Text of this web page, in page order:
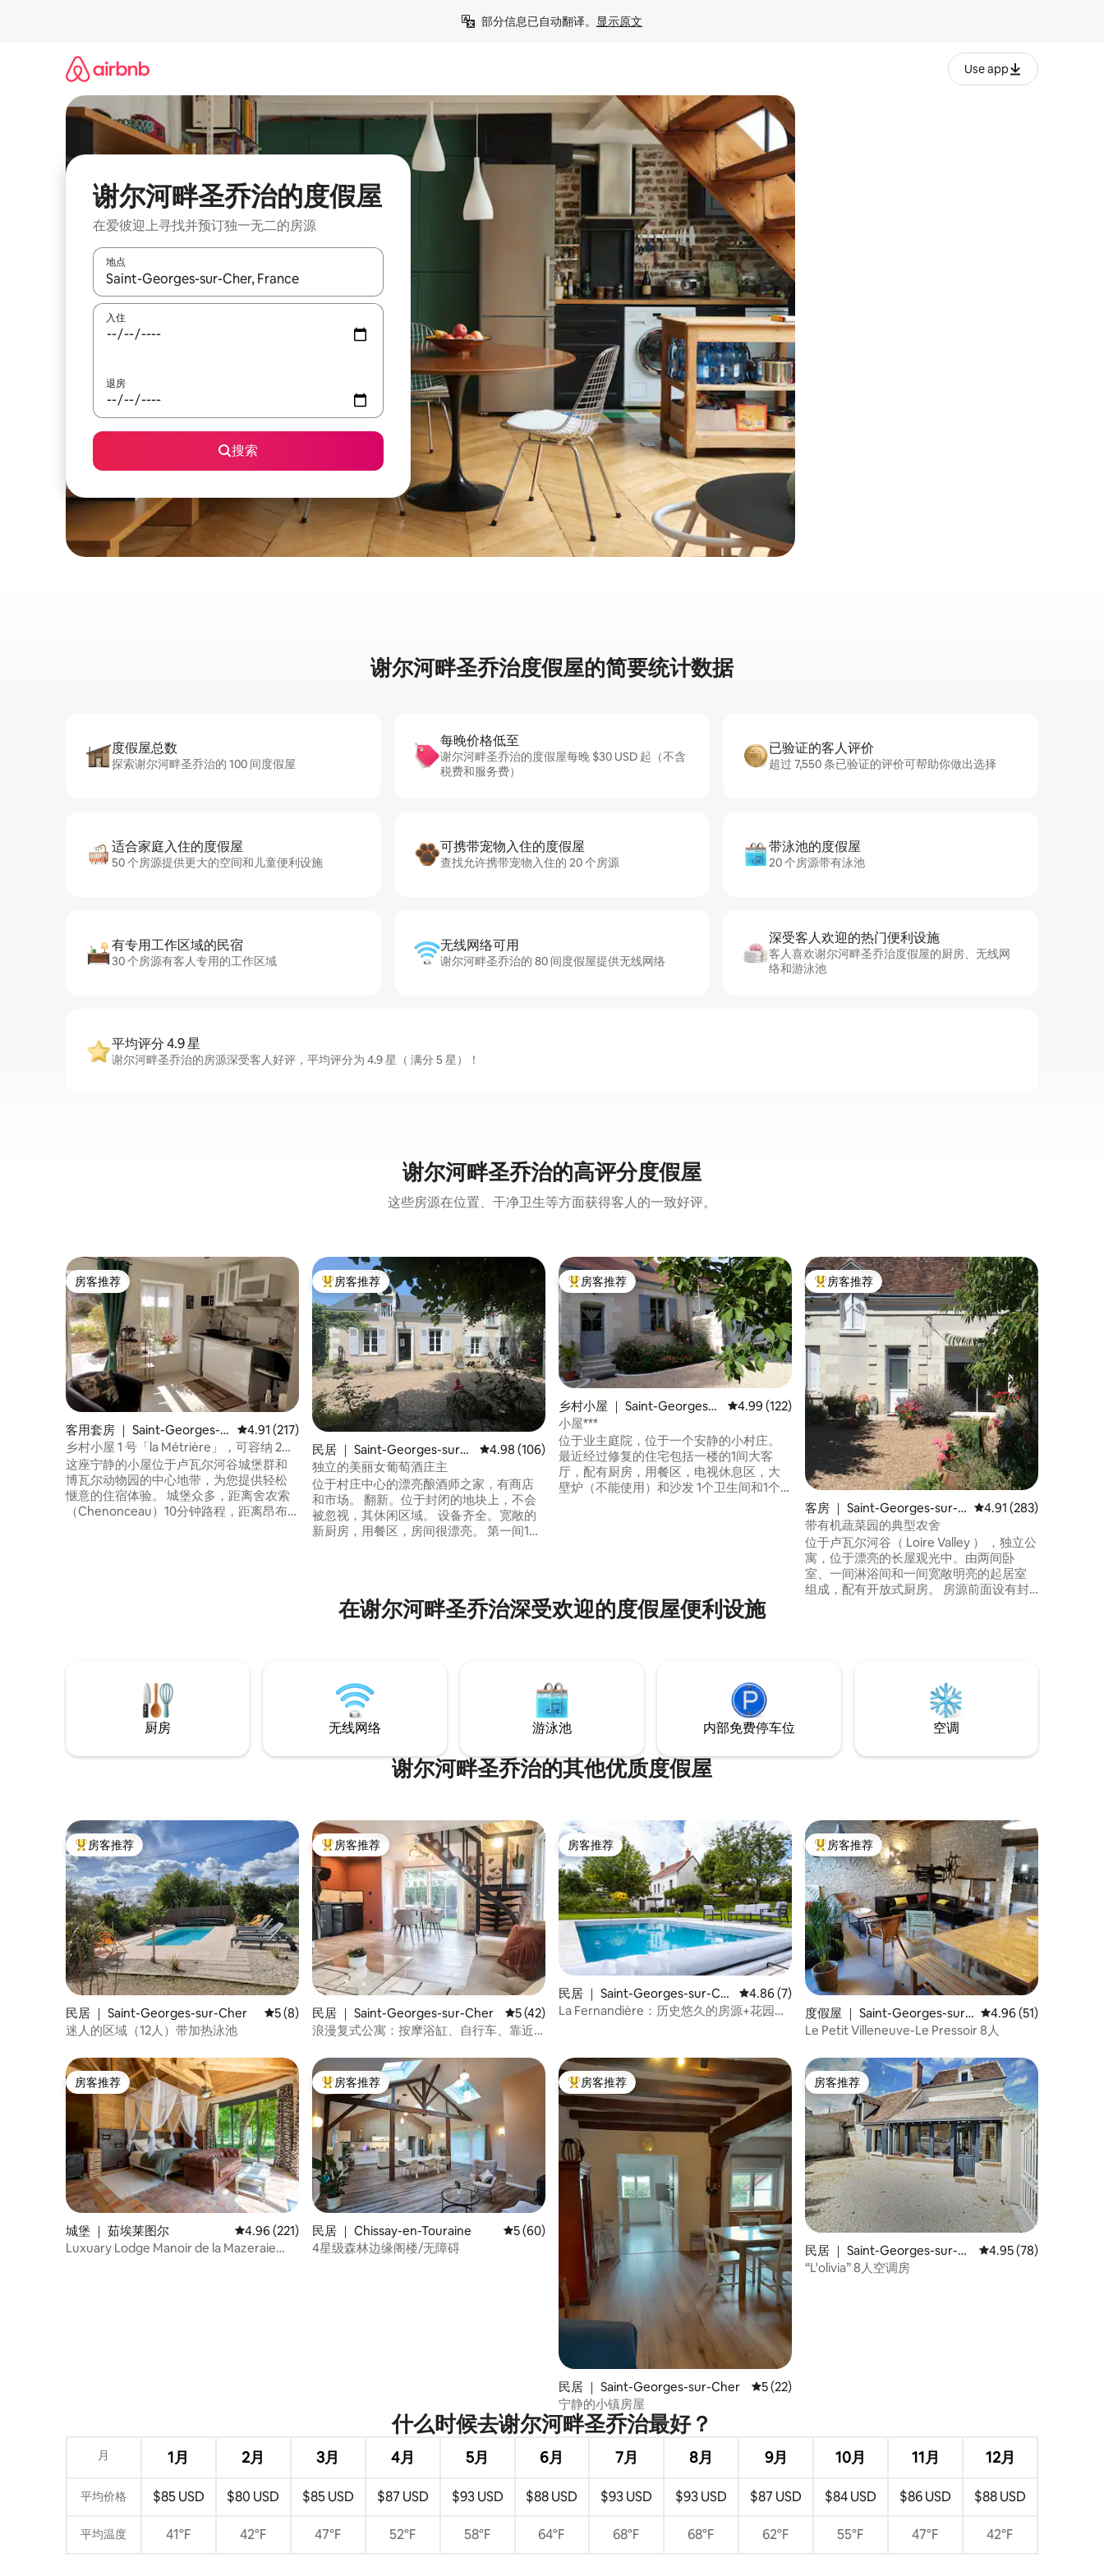
部分信息已自动翻译。 显示原文
Use app
谢尔河畔圣乔治的度假屋
在爱彼迎上寻找并预订独一无二的房源
地点
如有搜索结果，请使用上下方向键查看，或通过点击或滑动手势浏览。
入住
退房
搜索
谢尔河畔圣乔治度假屋的简要统计数据
度假屋总数
探索谢尔河畔圣乔治的 100 间度假屋
每晚价格低至
谢尔河畔圣乔治的度假屋每晚 $30 USD 起（不含
税费和服务费）
已验证的客人评价
超过 7,550 条已验证的评价可帮助你做出选择
适合家庭入住的度假屋
50 个房源提供更大的空间和儿童便利设施
可携带宠物入住的度假屋
查找允许携带宠物入住的 20 个房源
带泳池的度假屋
20 个房源带有泳池
有专用工作区域的民宿
30 个房源有客人专用的工作区域
无线网络可用
谢尔河畔圣乔治的 80 间度假屋提供无线网络
深受客人欢迎的热门便利设施
客人喜欢谢尔河畔圣乔治度假屋的厨房、无线网
络和游泳池
平均评分 4.9 星
谢尔河畔圣乔治的房源深受客人好评，平均评分为 4.9 星（ 满分 5 星）！
谢尔河畔圣乔治的高评分度假屋
这些房源在位置、干净卫生等方面获得客人的一致好评。
房客推荐
房客推荐
客用套房 ｜ Saint-Georges-s
ur-Cher
平均评分 4.91 分（满分 5 分），共 217 条评价
4.91 (217)
乡村小屋 1 号「la Métrière」，可容纳 2
人，提供无线网络，独立入口
这座宁静的小屋位于卢瓦尔河谷城堡群和
博瓦尔动物园的中心地带，为您提供轻松
惬意的住宿体验。 城堡众多，距离舍农索
（Chenonceau）10分钟路程，距离昂布
热门「房客推荐」
房客推荐
民居 ｜ Saint-Georges-sur-
Cher
平均评分 4.98 分（满分 5 分），共 106 条评价
4.98 (106)
独立的美丽女葡萄酒庄主
位于村庄中心的漂亮酿酒师之家，有商店
和市场。 翻新。位于封闭的地块上，不会
被忽视，其休闲区域。 设备齐全。宽敞的
新厨房，用餐区，房间很漂亮。 第一间1间
（Beauval）、舍农索（Chenonceau）、
昂布瓦斯（Amboise）、肖蒙
热门「房客推荐」
房客推荐
乡村小屋 ｜ Saint-Georges-s
ur-Cher
平均评分 4.99 分（满分 5 分），共 122 条评价
4.99 (122)
小屋***
位于业主庭院，位于一个安静的小村庄。
最近经过修复的住宅包括一楼的1间大客
厅，配有厨房，用餐区，电视休息区，大
壁炉（不能使用）和沙发 1个卫生间和1个
热门「房客推荐」
房客推荐
客房 ｜ Saint-Georges-sur-C
her
平均评分 4.91 分（满
4.91 (283)
带有机蔬菜园的典型农舍
位于卢瓦尔河谷（ Loire Valley ） ，独立公
寓，位于漂亮的长屋观光中。由两间卧
室、一间淋浴间和一间宽敞明亮的起居室
组成，配有开放式厨房。 房源前面设有封
在谢尔河畔圣乔治深受欢迎的度假屋便利设施
厨房 无线网络 游泳池 内部免费停车位 空调
谢尔河畔圣乔治的其他优质度假屋
热门「房客推荐」
房客推荐
民居 ｜ Saint-Georges-sur-Cher 平均评分 5 分（满分 5 分），共 8 条评价
5 (8)
迷人的区域（12人）带加热泳池
热门「房客推荐」
房客推荐
民居 ｜ Saint-Georges-sur-Cher 平均评分 5 分（满分 5 分），共 42 条评价
5 (42)
浪漫复式公寓：按摩浴缸、自行车、靠近
房客推荐
房客推荐
民居 ｜ Saint-Georges-sur-Ch
er
平均评分 4.86 分（满分 5 分），共 7 条评价
4.86 (7)
La Fernandière：历史悠久的房源+花园
热门「房客推荐」
房客推荐
度假屋 ｜ Saint-Georges-sur-
Cher
平均评分 4.96 分（满
4.96 (51)
Le Petit Villeneuve-Le Pressoir 8人
房客推荐
房客推荐
城堡 ｜ 茹埃莱图尔 平均评分 4.96 分（满分 5 分），共 221 条评价
4.96 (221)
Luxuary Lodge Manoir de la Mazeraie
热门「房客推荐」
房客推荐
民居 ｜ Chissay-en-Touraine 平均评分 5 分（满分 5 分），共 60 条评价
5 (60)
4星级森林边缘阁楼/无障碍
热门「房客推荐」
房客推荐
民居 ｜ Saint-Georges-sur-Cher 平均评分 5 分（满分 5 分），共 22 条评价
5 (22)
宁静的小镇房屋
房客推荐
房客推荐
民居 ｜ Saint-Georges-sur-C
her
平均评分 4.95 分（满
4.95 (78)
“L'olivia” 8人空调房
什么时候去谢尔河畔圣乔治最好？
月 1月 2月 3月 4月 5月 6月 7月 8月 9月 10月 11月 12月
平均价格 $85 USD $80 USD $85 USD $87 USD $93 USD $88 USD $93 USD $93 USD $87 USD $84 USD $86 USD $88 USD
平均温度 41°F 42°F 47°F 52°F 58°F 64°F 68°F 68°F 62°F 55°F 47°F 42°F